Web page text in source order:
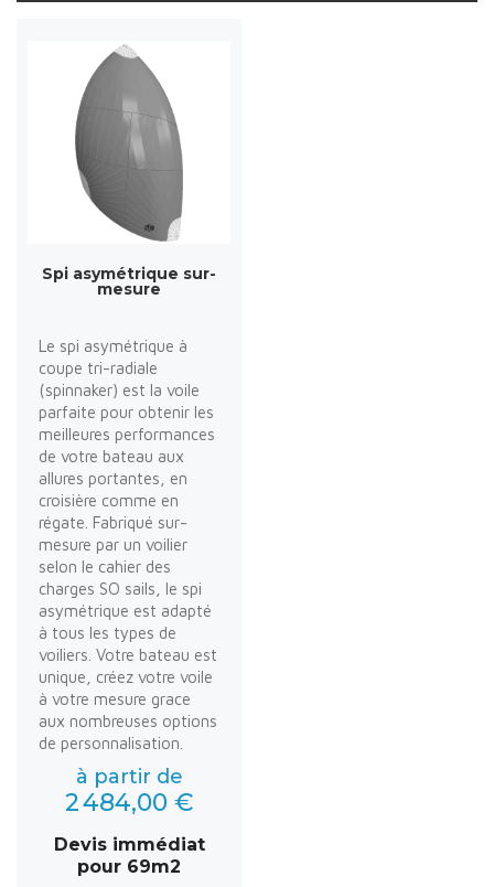
Spi asymétrique sur-
mesure
Le spi asymétrique à
coupe tri-radiale
(spinnaker) est la voile
parfaite pour obtenir les
meilleures performances
de votre bateau aux
allures portantes, en
croisière comme en
régate. Fabriqué sur-
mesure par un voilier
selon le cahier des
charges SO sails, le spi
asymétrique est adapté
à tous les types de
voiliers. Votre bateau est
unique, créez votre voile
à votre mesure grace
aux nombreuses options
de personnalisation.
à partir de
2 484,00 €
Devis immédiat
pour 69m2